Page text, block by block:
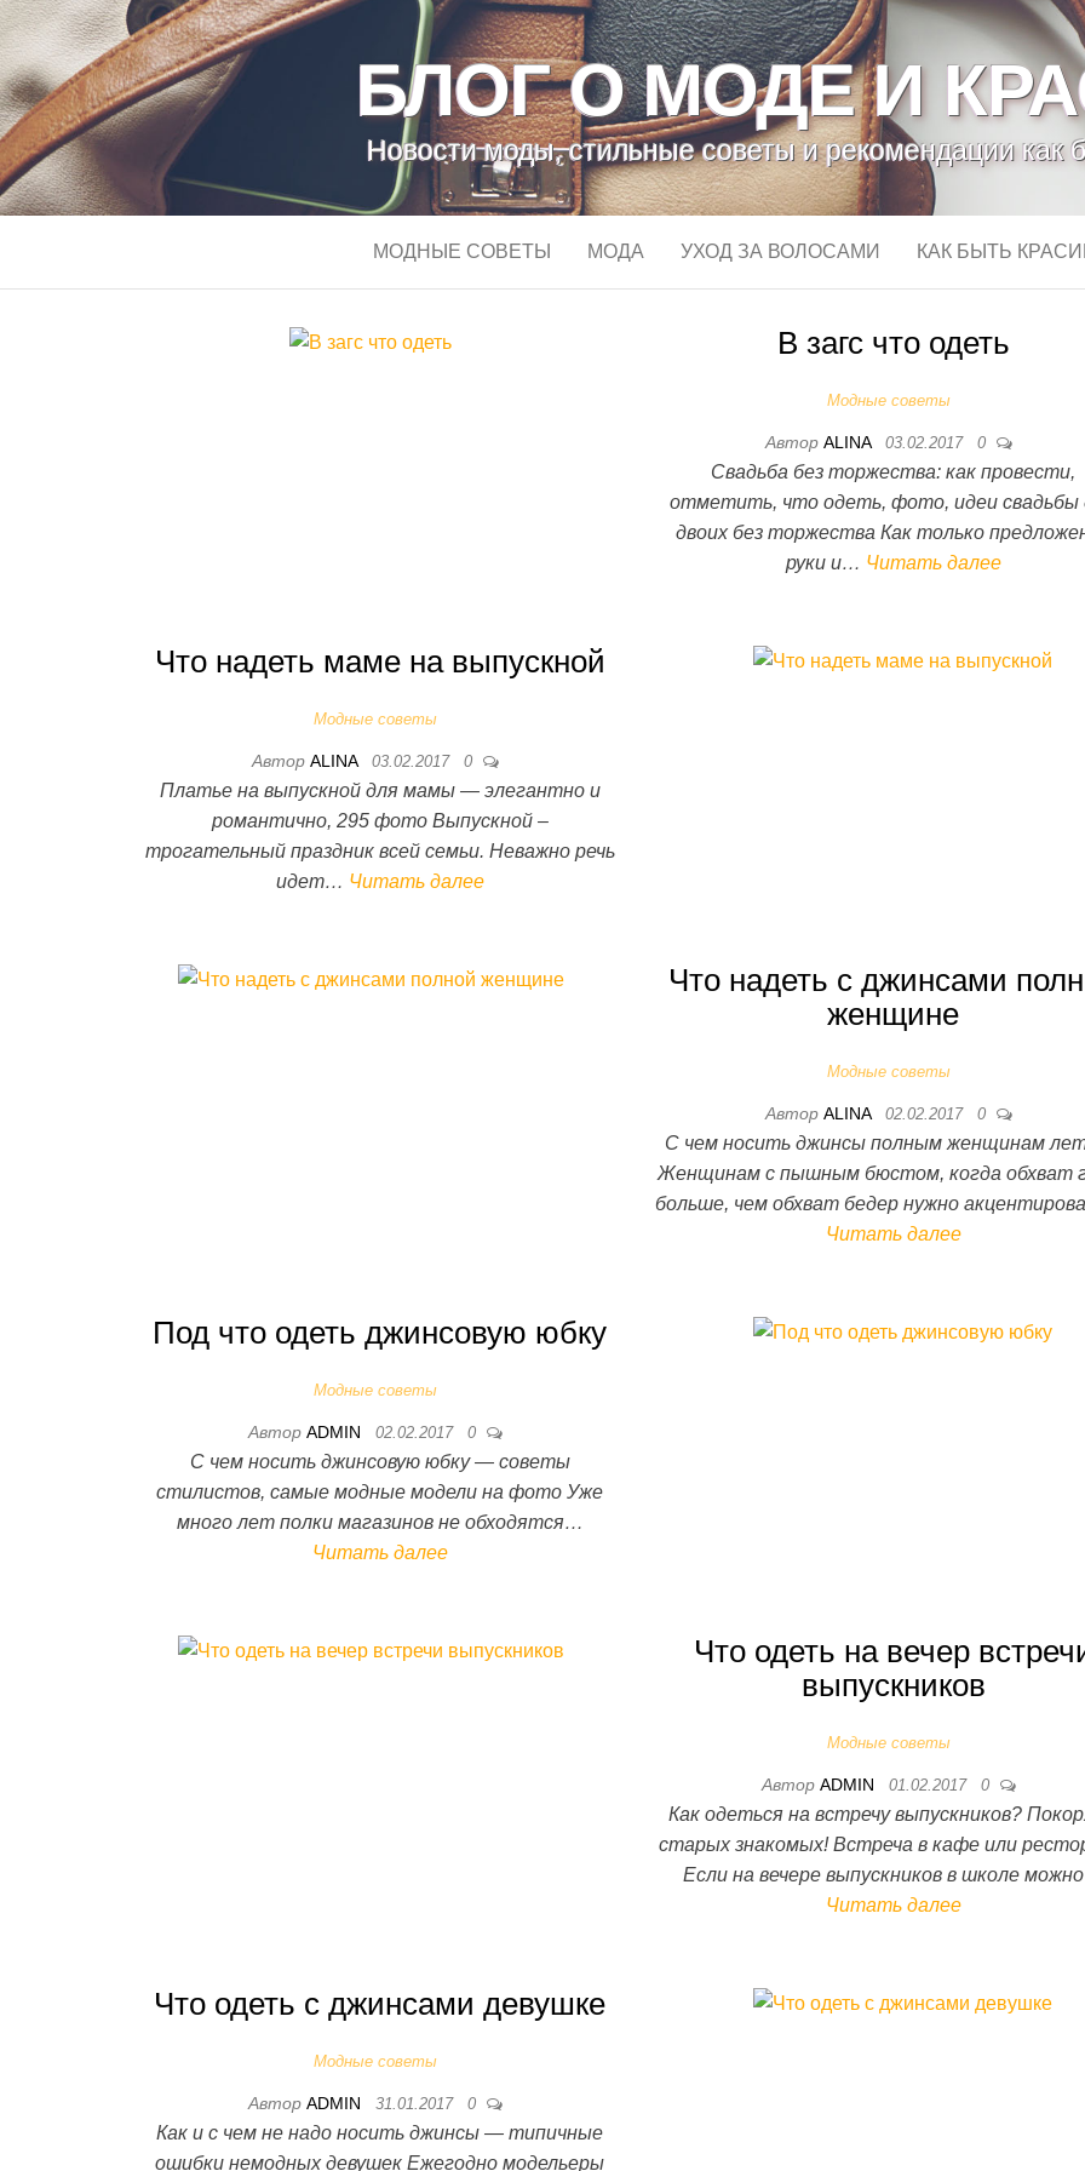
БЛОГ О МОДЕ И
Новости моды, стильные советы и рекомендации как
МОДНЫЕ СОВЕТЫ МОДА УХОД ЗА ВОЛОСАМИ КАК БЫТЬ
В загс что одеть
Модные советы
Автор ALINA 03.02.2017 0
Свадьба без торжества: как провести,
отметить, что одеть, фото, идеи свадьбы
двоих без торжества Как только
руки и… Читать далее
Что надеть маме на выпускной
Модные советы
Автор ALINA 03.02.2017 0
Платье на выпускной для мамы — элегантно и
романтично, 295 фото Выпускной –
трогательный праздник всей семьи. Неважно речь
идет… Читать далее
Что надеть с джинсами
женщине
Модные советы
Автор ALINA 02.02.2017 0
С чем носить джинсы полным женщинам
Женщинам с пышным бюстом, когда обхват
больше, чем обхват бедер нужно
Читать далее
Под что одеть джинсовую юбку
Модные советы
Автор ADMIN 02.02.2017 0
С чем носить джинсовую юбку — советы
стилистов, самые модные модели на фото Уже
много лет полки магазинов не обходятся…
Читать далее
Что одеть на вечер
выпускников
Модные советы
Автор ADMIN 01.02.2017 0
Как одеться на встречу выпускников?
старых знакомых! Встреча в кафе или
Если на вечере выпускников в школе
Читать далее
Что одеть с джинсами девушке
Модные советы
Автор ADMIN 31.01.2017 0
Как и с чем не надо носить джинсы — типичные
ошибки немодных девушек Ежегодно модельеры